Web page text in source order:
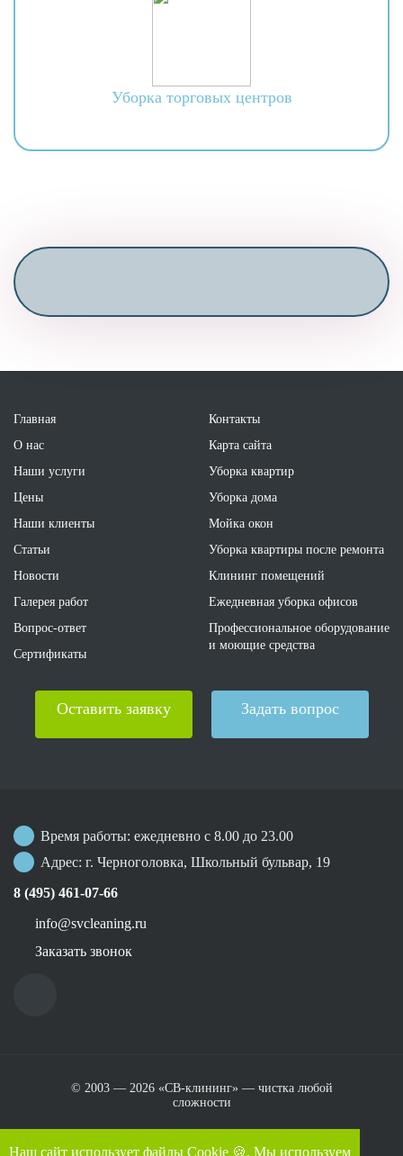
Уборка торговых центров
Главная
О нас
Наши услуги
Цены
Наши клиенты
Статьи
Новости
Галерея работ
Вопрос-ответ
Сертификаты
Контакты
Карта сайта
Уборка квартир
Уборка дома
Мойка окон
Уборка квартиры после ремонта
Клининг помещений
Ежедневная уборка офисов
Профессиональное оборудование
и моющие средства
Оставить заявку Задать вопрос
Время работы: ежедневно с 8.00 до 23.00
Адрес: г. Черноголовка, Школьный бульвар, 19
8 (495) 461-07-66
info@svcleaning.ru
Заказать звонок
© 2003 — 2026«СВ-клининг» — чистка любой
сложности
Наш сайт использует файлы Cookie 🍪. Мы используем